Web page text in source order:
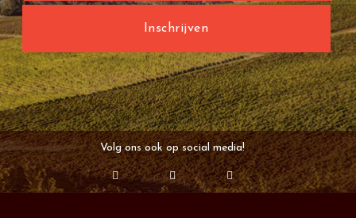
Volg ons ook op social media!